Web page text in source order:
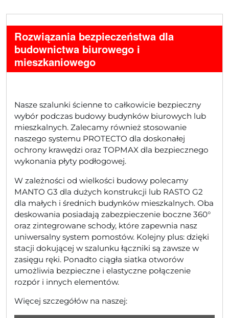
Rozwiązania bezpieczeństwa dla
budownictwa biurowego i
mieszkaniowego
Nasze szalunki ścienne to całkowicie bezpieczny
wybór podczas budowy budynków biurowych lub
mieszkalnych. Zalecamy również stosowanie
naszego systemu PROTECTO dla doskonałej
ochrony krawędzi oraz TOPMAX dla bezpiecznego
wykonania płyty podłogowej.
W zależności od wielkości budowy polecamy
MANTO G3 dla dużych konstrukcji lub RASTO G2
dla małych i średnich budynków mieszkalnych. Oba
deskowania posiadają zabezpieczenie boczne 360°
oraz zintegrowane schody, które zapewnia nasz
uniwersalny system pomostów. Kolejny plus: dzięki
stacji dokującej w szalunku łączniki są zawsze w
zasięgu ręki. Ponadto ciągła siatka otworów
umożliwia bezpieczne i elastyczne połączenie
rozpór i innych elementów.
Więcej szczegółów na naszej: